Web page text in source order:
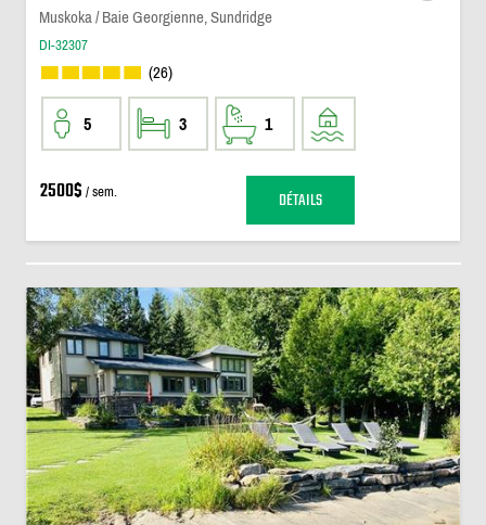
Muskoka / Baie Georgienne, Sundridge
DI-32307
(26)
5 3 1
2500$ / sem. DÉTAILS